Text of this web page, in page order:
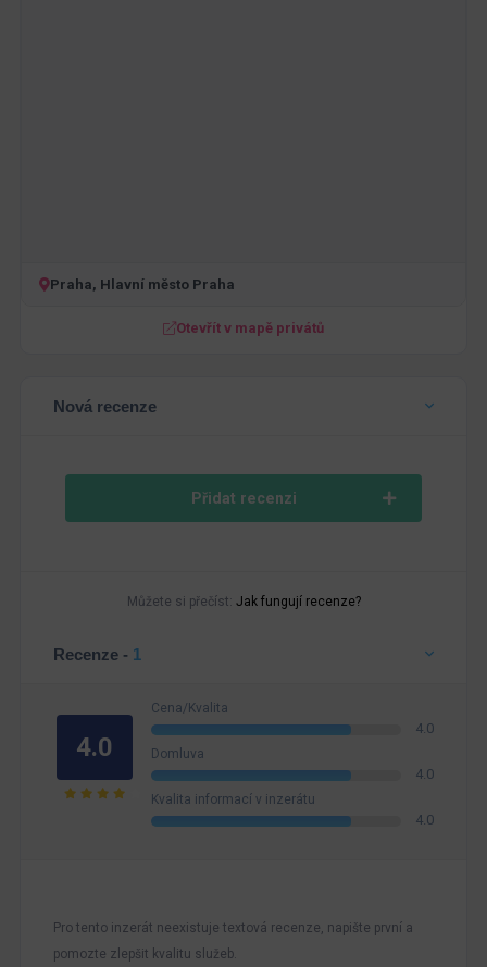
Praha, Hlavní město Praha
Otevřít v mapě privátů
Nová recenze
Přidat recenzi
Můžete si přečíst: Jak fungují recenze?
Recenze - 1
4.0
Cena/Kvalita
4.0
Domluva
4.0
Kvalita informací v inzerátu
4.0
Pro tento inzerát neexistuje textová recenze, napište první a
pomozte zlepšit kvalitu služeb.